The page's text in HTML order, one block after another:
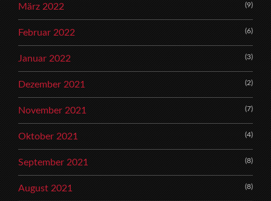
März 2022 (9)
Februar 2022 (6)
Januar 2022 (3)
Dezember 2021 (2)
November 2021 (7)
Oktober 2021 (4)
September 2021 (8)
August 2021 (8)